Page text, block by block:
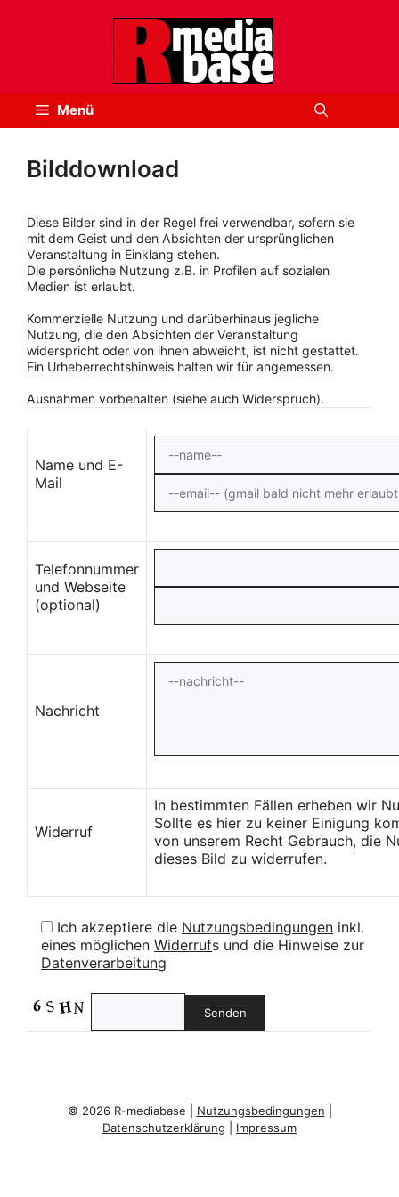
Menü
Bilddownload
Diese Bilder sind in der Regel frei verwendbar, sofern sie
mit dem Geist und den Absichten der ursprünglichen
Veranstaltung in Einklang stehen.
Die persönliche Nutzung z.B. in Profilen auf sozialen
Medien ist erlaubt.
Kommerzielle Nutzung und darüberhinaus jegliche
Nutzung, die den Absichten der Veranstaltung
widerspricht oder von ihnen abweicht, ist nicht gestattet.
Ein Urheberrechtshinweis halten wir für angemessen.
Ausnahmen vorbehalten (siehe auch Widerspruch).
Name und E-
Mail
Telefonnummer
und Webseite
(optional)
Nachricht
Widerruf
In bestimmten Fällen erheben wir
Sollte es hier zu keiner Einigung
von unserem Recht Gebrauch, die
dieses Bild zu widerrufen.
Ich akzeptiere die Nutzungsbedingungen inkl.
eines möglichen Widerrufs und die Hinweise zur
Datenverarbeitung
© 2026 R-mediabase | Nutzungsbedingungen
Datenschutzerklärung
Impressum